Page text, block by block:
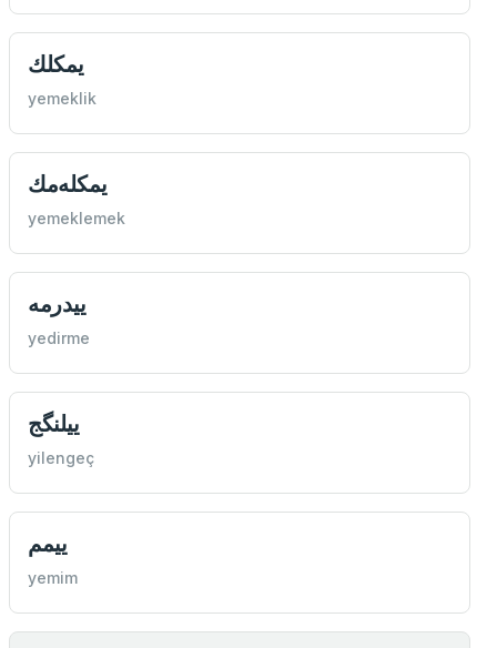
یمكلك
yemeklik
یمكله‌مك
yemeklemek
ییدرمه
yedirme
ییلنگج
yilengeç
ییمم
yemim